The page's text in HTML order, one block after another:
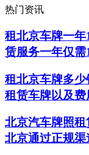
热门资讯
租北京车牌一年
赁服务一年仅
租北京车牌多
租赁车牌以及费
北京汽车牌照
北京通过正规渠